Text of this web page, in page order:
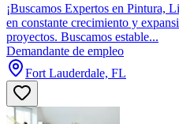
¡Buscamos Expertos en Pintura,
en constante crecimiento y
proyectos. Buscamos estable...
Demandante de empleo
Fort Lauderdale, FL